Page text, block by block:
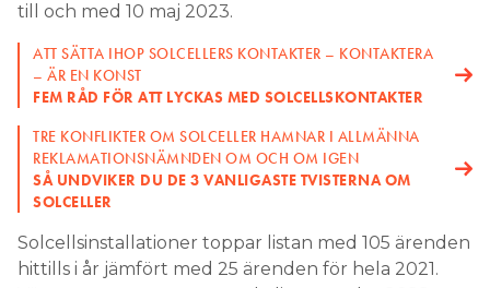
till och med 10 maj 2023.
ATT SÄTTA IHOP SOLCELLERS KONTAKTER – KONTAKTERA
– ÄR EN KONST
FEM RÅD FÖR ATT LYCKAS MED SOLCELLSKONTAKTER
TRE KONFLIKTER OM SOLCELLER HAMNAR I ALLMÄNNA
REKLAMATIONSNÄMNDEN OM OCH OM IGEN
SÅ UNDVIKER DU DE 3 VANLIGASTE TVISTERNA OM
SOLCELLER
Solcellsinstallationer toppar listan med 105 ärenden
hittills i år jämfört med 25 ärenden för hela 2021.